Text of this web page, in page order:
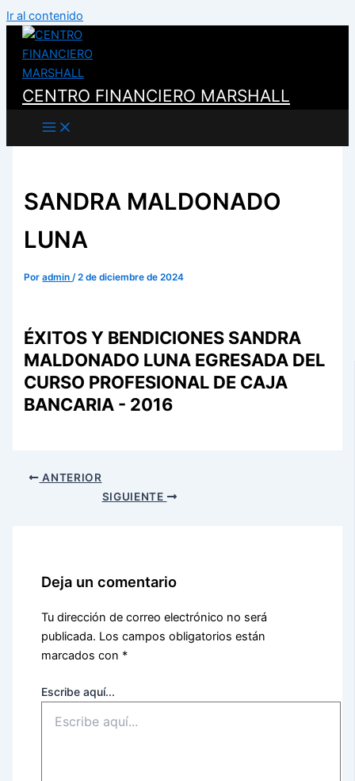
Ir al contenido
CENTRO FINANCIERO MARSHALL
SANDRA MALDONADO
LUNA
Poradmin/2 de diciembre de 2024
ÉXITOS Y BENDICIONES SANDRA
MALDONADO LUNA EGRESADA DEL
CURSO PROFESIONAL DE CAJA
BANCARIA - 2016
ANTERIOR
SIGUIENTE
Deja un comentario
Tu dirección de correo electrónico no será
publicada. Los campos obligatorios están
marcados con *
Escribe aquí...